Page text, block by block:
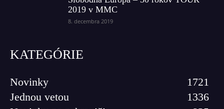
2019 v MMC
8. decembra 2019
KATEGÓRIE
Novinky
1721
Jednou vetou
1336